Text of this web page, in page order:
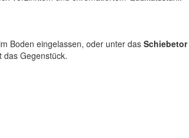
Boden eingelassen, oder unter das Schiebetor
das Gegenstück.